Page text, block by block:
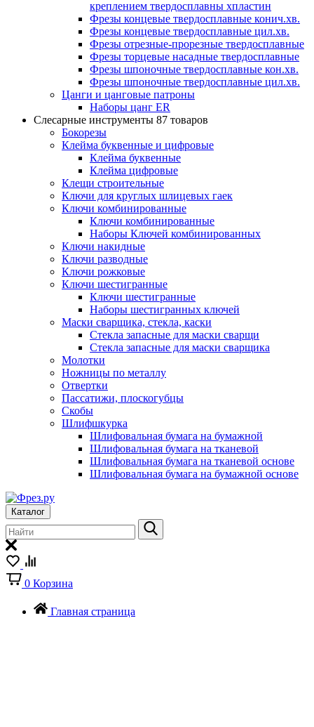
креплением твердосплавны хпластин
Фрезы концевые твердосплавные конич.хв.
Фрезы концевые твердосплавные цил.хв.
Фрезы отрезные-прорезные твердосплавные
Фрезы торцевые насадные твердосплавные
Фрезы шпоночные твердосплавные кон.хв.
Фрезы шпоночные твердосплавные цил.хв.
Цанги и цанговые патроны
Наборы цанг ER
Слесарные инструменты 87 товаров
Бокорезы
Клейма буквенные и цифровые
Клейма буквенные
Клейма цифровые
Клещи строительные
Ключи для круглых шлицевых гаек
Ключи комбинированные
Ключи комбинированные
Наборы Ключей комбинированных
Ключи накидные
Ключи разводные
Ключи рожковые
Ключи шестигранные
Ключи шестигранные
Наборы шестигранных ключей
Маски сварщика, стекла, каски
Стекла запасные для маски сварщи
Стекла запасные для маски сварщика
Молотки
Ножницы по металлу
Отвертки
Пассатижи, плоскогубцы
Скобы
Шлифшкурка
Шлифовальная бумага на бумажной
Шлифовальная бумага на тканевой
Шлифовальная бумага на тканевой основе
Шлифовальная бумага на бумажной основе
Каталог
0 Корзина
Главная страница